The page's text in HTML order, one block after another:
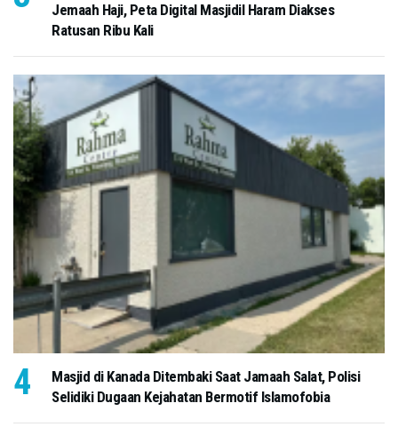
Jemaah Haji, Peta Digital Masjidil Haram Diakses
Ratusan Ribu Kali
Masjid di Kanada Ditembaki Saat Jamaah Salat, Polisi
Selidiki Dugaan Kejahatan Bermotif Islamofobia